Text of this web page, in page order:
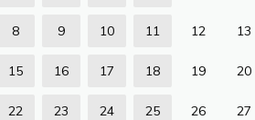
8 9 10 11 12 13
15 16 17 18 19 20
22 23 24 25 26 27